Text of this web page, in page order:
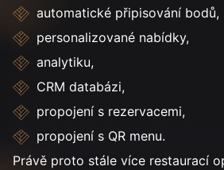
automatické připisování bodů,
personalizované nabídky,
analytiku,
CRM databázi,
propojení s rezervacemi,
propojení s QR menu.
Právě proto stále více restaurací